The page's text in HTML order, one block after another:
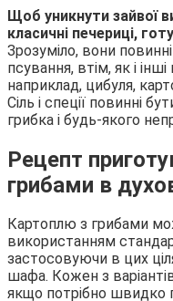
Щоб уникнути зайвої
класичні печериці,
Зрозуміло, вони
псування, втім, як і
наприклад, цибуля,
Сіль і спеції повинні
грибка і будь-якого
Рецепт
грибами в
Картоплю з грибами
використанням
застосовуючи в цих
шафа. Кожен з
якщо потрібно швидко